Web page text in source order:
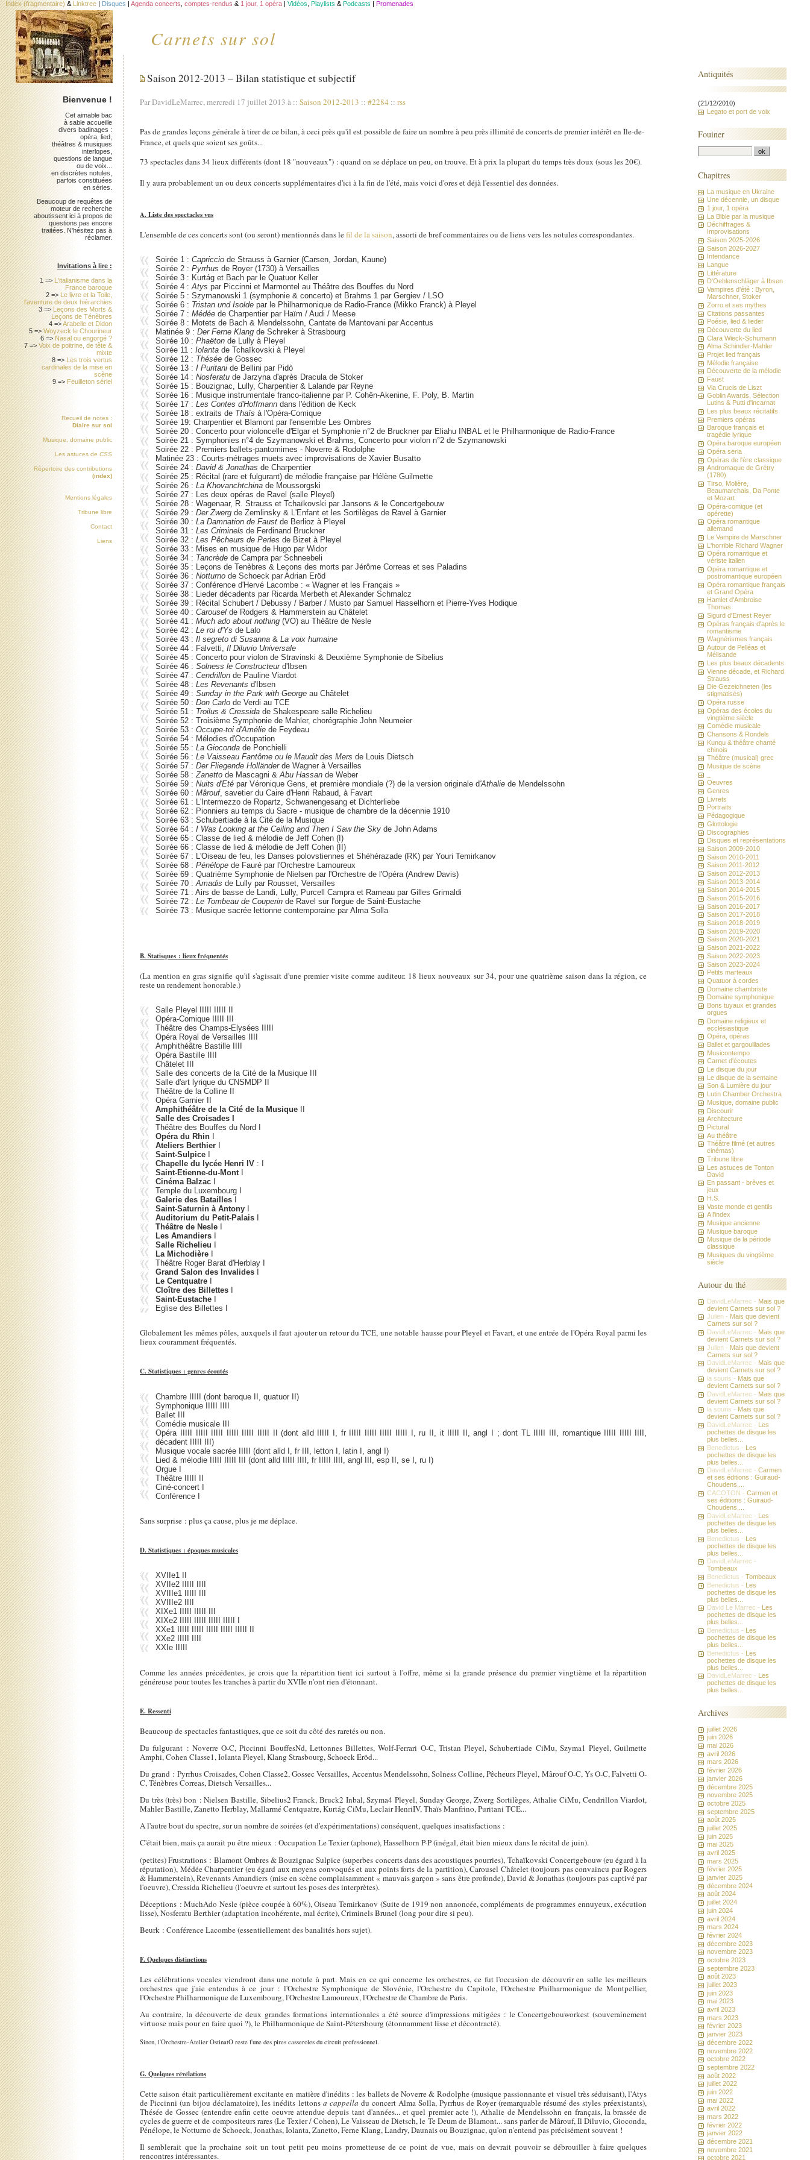
Carnets sur sol
Index (fragmentaire) & Linktree | Disques | Agenda concerts comptes-rendus & 1 jour, 1 opéra | Vidéos Playlists & Podcasts | Promenades
Saison 2012-2013 – Bilan statistique et subjectif
Par DavidLeMarrec, mercredi 17 juillet 2013 à :: Saison 2012-2013 :: #2284 :: rss
Pas de grandes leçons générale à tirer de ce bilan, à ceci près qu'il est possible de faire un nombre à peu près illimité de concerts de premier intérêt en Île-de-
France, et quels que soient ses goûts...
73 spectacles dans 34 lieux différents (dont 18 "nouveaux") : quand on se déplace un peu, on trouve. Et à prix la plupart du temps très doux (sous les 20€).
Il y aura probablement un ou deux concerts supplémentaires d'ici à la fin de l'été, mais voici d'ores et déjà l'essentiel des données.
A. Liste des spectacles vus
L'ensemble de ces concerts sont (ou seront) mentionnés dans lefil de la saison, assorti de bref commentaires ou de liens vers les notules correspondantes.
Soirée 1 :Capriccio de Strauss à Garnier (Carsen, Jordan, Kaune)
Soirée 2 :Pyrrhus de Royer (1730) à Versailles
Soirée 3 : Kurtág et Bach par le Quatuor Keller
Soirée 4 :Atys par Piccinni et Marmontel au Théâtre des Bouffes du Nord
Soirée 5 : Szymanowski 1 (symphonie & concerto) et Brahms 1 par Gergiev / LSO
Soirée 6 : Tristan und Isolde par le Philharmonique de Radio-France (Mikko Franck) à Pleyel
Soirée 7 :Médée de Charpentier par Haïm / Audi / Meese
Soirée 8 : Motets de Bach & Mendelssohn, Cantate de Mantovani par Accentus
Matinée 9 :Der Ferne Klang de Schreker à Strasbourg
Soirée 10 :Phaëton de Lully à Pleyel
Soirée 11 :Iolanta de Tchaïkovski à Pleyel
Soirée 12 : Thésée de Gossec
Soirée 13 :I Puritani de Bellini par Pidò
Soirée 14 :Nosferatu de Jarzyna d'après Dracula de Stoker
Soirée 15 : Bouzignac, Lully, Charpentier & Lalande par Reyne
Soirée 16 : Musique instrumentale franco-italienne par P. Cohën-Akenine, F. Poly, B. Martin
Soirée 17 :Les Contes d'Hoffmann dans l'édition de Keck
Soirée 18 : extraits de Thaïs à l'Opéra-Comique
Soirée 19: Charpentier et Blamont par l'ensemble Les Ombres
Soirée 20 : Concerto pour violoncelle d'Elgar et Symphonie n°2 de Bruckner par Eliahu INBAL et le Philharmonique de Radio-France
Soirée 21 : Symphonies n°4 de Szymanowski et Brahms, Concerto pour violon n°2 de Szymanowski
Soirée 22 : Premiers ballets-pantomimes - Noverre & Rodolphe
Matinée 23 : Courts-métrages muets avec improvisations de Xavier Busatto
Soirée 24 :David & Jonathas de Charpentier
Soirée 25 : Récital (rare et fulgurant) de mélodie française par Hélène Guilmette
Soirée 26 :La Khovanchtchina de Moussorgski
Soirée 27 : Les deux opéras de Ravel (salle Pleyel)
Soirée 28 : Wagenaar, R. Strauss et Tchaïkovski par Jansons & le Concertgebouw
Soirée 29 :Der Zwerg de Zemlinsky & L'Enfant et les Sortilèges de Ravel à Garnier
Soirée 30 :La Damnation de Faust de Berlioz à Pleyel
Soirée 31 :Les Criminels de Ferdinand Bruckner
Soirée 32 :Les Pêcheurs de Perles de Bizet à Pleyel
Soirée 33 : Mises en musique de Hugo par Widor
Soirée 34 : Tancrède de Campra par Schneebeli
Soirée 35 : Leçons de Tenèbres & Leçons des morts par Jérôme Correas et ses Paladins
Soirée 36 :Notturno de Schoeck par Adrian Eröd
Soirée 37 : Conférence d'Hervé Lacombe : « Wagner et les Français »
Soirée 38 : Lieder décadents par Ricarda Merbeth et Alexander Schmalcz
Soirée 39 : Récital Schubert / Debussy / Barber / Musto par Samuel Hasselhorn et Pierre-Yves Hodique
Soirée 40 :Carousel de Rodgers & Hammerstein au Châtelet
Soirée 41 :Much ado about nothing (VO) au Théâtre de Nesle
Soirée 42 :Le roi d'Ys de Lalo
Soirée 43 :Il segreto di Susanna &La voix humaine
Soirée 44 : Falvetti,Il Diluvio Universale
Soirée 45 : Concerto pour violon de Stravinski & Deuxième Symphonie de Sibelius
Soirée 46 :Solness le Constructeurd'Ibsen
Soirée 47 :Cendrillon de Pauline Viardot
Soirée 48 :Les Revenants d'Ibsen
Soirée 49 :Sunday in the Park with George au Châtelet
Soirée 50 :Don Carlo de Verdi au TCE
Soirée 51 : Troilus & Cressida de Shakespeare salle Richelieu
Soirée 52 : Troisième Symphonie de Mahler, chorégraphie John Neumeier
Soirée 53 :Occupe-toi d'Amélie de Feydeau
Soirée 54 : Mélodies d'Occupation
Soirée 55 :La Gioconda de Ponchielli
Soirée 56 :Le Vaisseau Fantôme ou le Maudit des Mers de Louis Dietsch
Soirée 57 :Der Fliegende Holländerde Wagner à Versailles
Soirée 58 :Zanetto de Mascagni &Abu Hassan de Weber
Soirée 59 :Nuits d'Eté par Véronique Gens, et première mondiale (?) de la version originale d'Athalie de Mendelssohn
Soirée 60 :Mârouf, savetier du Caire d'Henri Rabaud, à Favart
Soirée 61 : L'Intermezzo de Ropartz, Schwanengesang et Dichterliebe
Soirée 62 : Pionniers au temps du Sacre - musique de chambre de la décennie 1910
Soirée 63 : Schubertiade à la Cité de la Musique
Soirée 64 :I Was Looking at the Ceiling and Then I Saw the Sky de John Adams
Soirée 65 : Classe de lied & mélodie de Jeff Cohen (I)
Soirée 66 : Classe de lied & mélodie de Jeff Cohen (II)
Soirée 67 : L'Oiseau de feu, les Danses polovstiennes et Shéhérazade (RK) par Youri Temirkanov
Soirée 68 :Pénélope de Fauré par l'Orchestre Lamoureux
Soirée 69 : Quatrième Symphonie de Nielsen par l'Orchestre de l'Opéra (Andrew Davis)
Soirée 70 :Amadis de Lully par Rousset, Versailles
Soirée 71 : Airs de basse de Landi, Lully, Purcell Campra et Rameau par Gilles Grimaldi
Soirée 72 :Le Tombeau de Couperin de Ravel sur l'orgue de Saint-Eustache
Soirée 73 : Musique sacrée lettonne contemporaine par Alma Solla
B. Statisques : lieux fréquentés
(La mention en gras signifie qu'il s'agissait d'une premier visite comme auditeur. 18 lieux nouveaux sur 34, pour une quatrième saison dans la région, ce
reste un rendement honorable.)
Salle Pleyel IIIII IIIII II
Opéra-Comique IIIII III
Théâtre des Champs-Elysées IIIII
Opéra Royal de Versailles IIII
Amphithéâtre Bastille IIII
Opéra Bastille IIII
Châtelet III
Salle des concerts de la Cité de la Musique III
Salle d'art lyrique du CNSMDP II
Théâtre de la Colline II
Opéra Garnier II
Amphithéâtre de la Cité de la Musique
Salle des Croisades I
Théâtre des Bouffes du Nord I
Opéra du Rhin
Ateliers Berthier
Saint-Sulpice
Chapelle du lycée Henri IV : I
Saint-Etienne-du-MontI
Cinéma Balzac
Temple du Luxembourg I
Galerie des Batailles
Saint-Saturnin à Antony
Auditorium du Petit-Palais
Théâtre de Nesle
Les Amandiers
Salle Richelieu
La Michodière
Théâtre Roger Barat d'Herblay I
Grand Salon des Invalides
Le Centquatre
Cloître des Billettes
Saint-Eustache
Eglise des Billettes I
Globalement les mêmes pôles, auxquels il faut ajouter un retour du TCE, une notable hausse pour Pleyel et Favart, et une entrée de l'Opéra Royal parmi les
lieux couramment fréquentés.
C. Statistiques : genres écoutés
Chambre IIIII (dont baroque II, quatuor II)
Symphonique IIIII IIII
Ballet III
Comédie musicale III
Opéra IIIII IIIII IIIII IIIII IIIII IIIII II (dont alld IIIII I, fr IIIII IIIII IIIII IIIII I, ru II, it IIIII II, angl I ; dont TL IIIII III, romantique IIIII IIIII IIII,
décadent IIIII III)
Musique vocale sacrée IIIII (dont alld I, fr III, letton I, latin I, angl I)
Lied & mélodie IIIII IIIII III (dont alld IIIII IIII, fr IIIII IIII, angl III, esp II, se I, ru I)
Orgue I
Théâtre IIIII II
Ciné-concert I
Conférence I
Sans surprise : plus ça cause, plus je me déplace.
D. Statistiques : époques musicales
XVIIe1 II
XVIIe2 IIIII IIII
XVIIIe1 IIIII III
XVIIIe2 IIII
XIXe1 IIIII IIIII III
XIXe2 IIIII IIIII IIIII IIIII I
XXe1 IIIII IIIII IIIII IIIII IIIII II
XXe2 IIIII IIII
XXIe IIIII
Comme les années précédentes, je crois que la répartition tient ici surtout à l'offre, même si la grande présence du premier vingtième et la répartition
généreuse pour toutes les tranches à partir du XVIIe n'ont rien d'étonnant.
E. Ressenti
Beaucoup de spectacles fantastiques, que ce soit du côté des raretés ou non.
Du fulgurant : Noverre O-C, Piccinni BouffesNd, Lettonnes Billettes, Wolf-Ferrari O-C, Tristan Pleyel, Schubertiade CiMu, Szyma1 Pleyel, Guilmette
Amphi, Cohen Classe1, Iolanta Pleyel, Klang Strasbourg, Schoeck Eröd...
Du grand : Pyrrhus Croisades, Cohen Classe2, Gossec Versailles, Accentus Mendelssohn, Solness Colline, Pêcheurs Pleyel, Mârouf O-C, Ys O-C, Falvetti O-
C, Ténèbres Correas, Dietsch Versailles...
Du très (très) bon : Nielsen Bastille, Sibelius2 Franck, Bruck2 Inbal, Szyma4 Pleyel, Sunday George, Zwerg Sortilèges, Athalie CiMu, Cendrillon Viardot,
Mahler Bastille, Zanetto Herblay, Mallarmé Centquatre, Kurtág CiMu, Leclair HenriIV, Thaïs Manfrino, Puritani TCE...
A l'autre bout du spectre, sur un nombre de soirées (et d'expérimentations) conséquent, quelques insatisfactions :
C'était bien, mais ça aurait pu être mieux : Occupation Le Texier (aphone), Hasselhorn P-P (inégal, était bien mieux dans le récital de juin).
(petites) Frustrations : Blamont Ombres & Bouzignac Sulpice (superbes concerts dans des acoustiques pourries), Tchaïkovski Concertgebouw (eu égard à la
réputation), Médée Charpentier (eu égard aux moyens convoqués et aux points forts de la partition), Carousel Châtelet (toujours pas convaincu par Rogers
& Hammerstein), Revenants Amandiers (mise en scène complaisamment « mauvais garçon » sans être profonde), David & Jonathas (toujours pas captivé par
l'oeuvre), Cressida Richelieu (l'oeuvre et surtout les poses des interprètes).
Déceptions : MuchAdo Nesle (pièce coupée à 60%), Oiseau Temirkanov (Suite de 1919 non annoncée, compléments de programmes ennuyeux, exécution
lisse), Nosferatu Berthier (adaptation incohérente, mal écrite), Criminels Brunel (long pour dire si peu).
Beurk : Conférence Lacombe (essentiellement des banalités hors sujet).
F. Quelques distinctions
Les célébrations vocales viendront dans une notule à part. Mais en ce qui concerne les orchestres, ce fut l'occasion de découvrir en salle les meilleurs
orchestres que j'aie entendus à ce jour : l'Orchestre Symphonique de Slovénie, l'Orchestre du Capitole, l'Orchestre Philharmonique de Montpellier,
l'Orchestre Philharmonique de Luxembourg, l'Orchestre Lamoureux, l'Orchestre de Chambre de Paris.
Au contraire, la découverte de deux grandes formations internationales a été source d'impressions mitigées : le Concertgebouworkest (souverainement
virtuose mais pour en faire quoi ?), le Philharmonique de Saint-Pétersbourg (étonnamment lisse et décontracté).
Sinon, l'Orchestre-Atelier OstinatO reste l'une des pires casseroles du circuit professionnel.
G. Quelques révélations
Cette saison était particulièrement excitante en matière d'inédits : les ballets de Noverre & Rodolphe (musique passionnante et visuel très séduisant), l'Atys
de Piccinni (un bijou déclamatoire), les inédits lettons a cappella du concert Alma Solla, Pyrrhus de Royer (remarquable résumé des styles préexistants),
Thésée de Gossec (entendre enfin cette oeuvre attendue depuis tant d'années... et quel premier acte !), Athalie de Mendelssohn en français, la brassée de
cycles de guerre et de compositeurs rares (Le Texier / Cohen), Le Vaisseau de Dietsch, le Te Deum de Blamont... sans parler de Mârouf, Il Diluvio, Gioconda,
Pénélope, le Notturno de Schoeck, Jonathas, Iolanta, Zanetto, Ferne Klang, Landry, Daunais ou Bouzignac, qu'on n'entend pas précisément souvent !
Il semblerait que la prochaine soit un tout petit peu moins prometteuse de ce point de vue, mais on devrait pouvoir se débrouiller à faire quelques
rencontres intéressantes.
Bienvenue !
Cet aimable bac
à sable accueille
divers badinages :
opéra, lied,
théâtres & musiques
interlopes,
questions de langue
ou de voix...
en discrètes notules,
parfois constituées
en séries.
Beaucoup de requêtes de
moteur de recherche
aboutissent ici à propos de
questions pas encore
traitées. N'hésitez pas à
réclamer.
Invitations à lire :
1 => L'italianisme dans la
France baroque
2 => Le livre et la Toile,
l'aventure de deux hiérarchies
3 => Leçons des Morts &
Leçons de Ténèbres
4 =>Arabelle et Didon
5 =>Woyzeck le Chourineur
6 => Nasal ou engorgé ?
7 =>Voix de poitrine, de tête &
mixte
8 => Les trois vertus
cardinales de la mise en
scène
9 => Feuilleton sériel
Recueil de notes :
Diaire sur sol
Musique, domaine public
Les astuces de CSS
Répertoire des contributions
(index)
Mentions légales
Tribune libre
Contact
Liens
Antiquités
(21/12/2010)
Legato et port de voix
Fouiner
Chapitres
La musique en Ukraine
Une décennie, un disque
1 jour, 1 opéra
La Bible par la musique
Déchiffrages &
Improvisations
Saison 2025-2026
Saison 2026-2027
Intendance
Langue
Littérature
D'Oehlenschläger à Ibsen
Vampires d'été : Byron,
Marschner, Stoker
Zorro et ses mythes
Citations passantes
Poésie, lied & lieder
Découverte du lied
Clara Wieck-Schumann
Alma Schindler-Mahler
Projet lied français
Mélodie française
Découverte de la mélodie
Faust
Via Crucis de Liszt
Goblin Awards, Sélection
Lutins & Putti d'incarnat
Les plus beaux récitatifs
Premiers opéras
Baroque français et
tragédie lyrique
Opéra baroque européen
Opéra seria
Opéras de l'ère classique
Andromaque de Grétry
(1780)
Tirso, Molière,
Beaumarchais, Da Ponte
et Mozart
Opéra-comique (et
opérette)
Opéra romantique
allemand
Le Vampire de Marschner
L'horrible Richard Wagner
Opéra romantique et
vériste italien
Opéra romantique et
postromantique européen
Opéra romantique français
et Grand Opéra
Hamlet d'Ambroise
Thomas
Sigurd d'Ernest Reyer
Opéras français d'après le
romantisme
Wagnérismes français
Autour de Pelléas et
Mélisande
Les plus beaux décadents
Vienne décade, et Richard
Strauss
Die Gezeichneten (les
stigmatisés)
Opéra russe
Opéras des écoles du
vingtième siècle
Comédie musicale
Chansons & Rondels
Kunqu & théâtre chanté
chinois
Théâtre (musical) grec
Musique de scène
Oeuvres
Genres
Livrets
Portraits
Pédagogique
Glottologie
Discographies
Disques et représentations
Saison 2009-2010
Saison 2010-2011
Saison 2011-2012
Saison 2012-2013
Saison 2013-2014
Saison 2014-2015
Saison 2015-2016
Saison 2016-2017
Saison 2017-2018
Saison 2018-2019
Saison 2019-2020
Saison 2020-2021
Saison 2021-2022
Saison 2022-2023
Saison 2023-2024
Petits marteaux
Quatuor à cordes
Domaine chambriste
Domaine symphonique
Bons tuyaux et grandes
orgues
Domaine religieux et
ecclésiastique
Opéra, opéras
Ballet et gargouillades
Musicontempo
Carnet d'écoutes
Le disque du jour
Le disque de la semaine
Son & Lumière du jour
Lutin Chamber Orchestra
Musique, domaine public
Discourir
Architecture
Pictural
Au théâtre
Théâtre filmé (et autres
cinémas)
Tribune libre
Les astuces de Tonton
David
En passant - brèves et
jeux
H.S.
Vaste monde et gentils
A l'index
Musique ancienne
Musique baroque
Musique de la période
classique
Musiques du vingtième
siècle
Autour du thé
DavidLeMarrec - Mais que
devient Carnets sur sol ?
Julien - Mais que devient
Carnets sur sol ?
DavidLeMarrec - Mais que
devient Carnets sur sol ?
Julien - Mais que devient
Carnets sur sol ?
DavidLeMarrec - Mais que
devient Carnets sur sol ?
la souris - Mais que
devient Carnets sur sol ?
DavidLeMarrec - Mais que
devient Carnets sur sol ?
la souris - Mais que
devient Carnets sur sol ?
DavidLeMarrec - Les
pochettes de disque les
plus belles...
Benedictus - Les
pochettes de disque les
plus belles...
DavidLeMarrec -Carmen
et ses éditions : Guiraud-
Choudens,...
CACOTON -Carmen et
ses éditions : Guiraud-
Choudens,...
DavidLeMarrec - Les
pochettes de disque les
plus belles...
Benedictus - Les
pochettes de disque les
plus belles...
DavidLeMarrec -
Tombeaux
Benedictus -Tombeaux
Benedictus - Les
pochettes de disque les
plus belles...
David Le Marrec -
Les
pochettes de disque les
plus belles...
Benedictus - Les
pochettes de disque les
plus belles...
Benedictus - Les
pochettes de disque les
plus belles...
DavidLeMarrec -
Les
pochettes de disque les
plus belles...
Archives
juillet 2026
juin 2026
mai 2026
avril 2026
mars 2026
février 2026
janvier 2026
décembre 2025
novembre 2025
octobre 2025
septembre 2025
août 2025
juillet 2025
juin 2025
mai 2025
avril 2025
mars 2025
février 2025
janvier 2025
décembre 2024
août 2024
juillet 2024
juin 2024
avril 2024
mars 2024
février 2024
décembre 2023
novembre 2023
octobre 2023
septembre 2023
août 2023
juillet 2023
juin 2023
mai 2023
avril 2023
mars 2023
février 2023
janvier 2023
décembre 2022
novembre 2022
octobre 2022
septembre 2022
août 2022
juillet 2022
juin 2022
mai 2022
avril 2022
mars 2022
février 2022
janvier 2022
décembre 2021
novembre 2021
octobre 2021